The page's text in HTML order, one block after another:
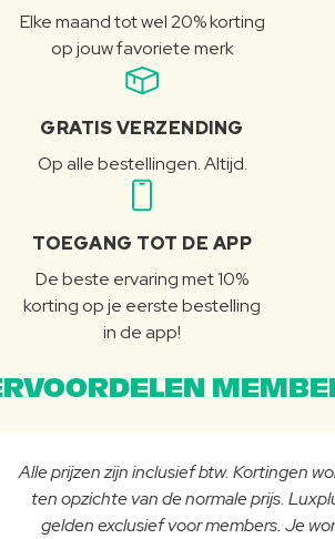
Elke maand tot wel 20% korting
op jouw favoriete merk
GRATIS VERZENDING
Op alle bestellingen. Altijd.
TOEGANG TOT DE APP
De beste ervaring met 10%
korting op je eerste bestelling
in de app!
Alle prijzen zijn inclusief btw. Kortingen
ten opzichte van de normale prijs.
gelden exclusief voor members. Je